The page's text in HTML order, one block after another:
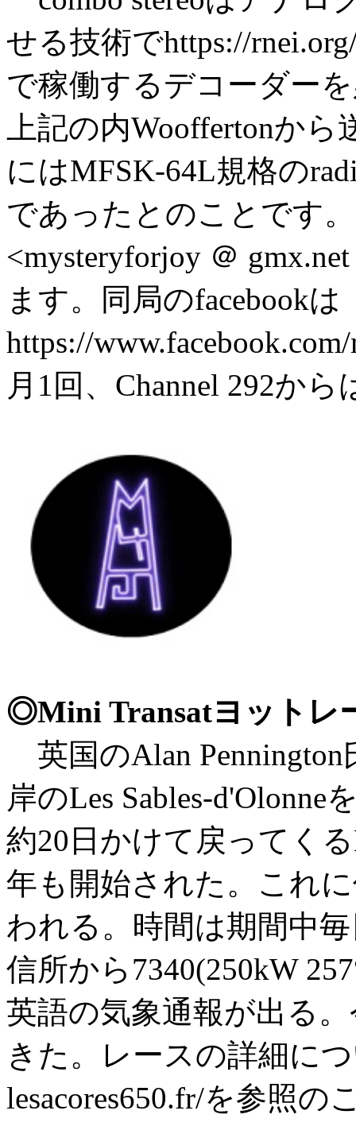
せる技術でhttps://
で稼働するデコーダー
上記の内Wooffertonか
にはMFSK-64L規格の
であったとのことです
<mysteryforjoy ＠
ます。同局のfacebookは
https://
月1回、Channel 292か
◎Mini Transatヨット
英国のAlan
岸のLes Sables-
約20日かけて戻ってく
年も開始された。これ
われる。時間は期間中毎
信所から7340(250kW
英語の気象通報が出る
きた。レースの詳細につ
lesacores650.fr/を参照の